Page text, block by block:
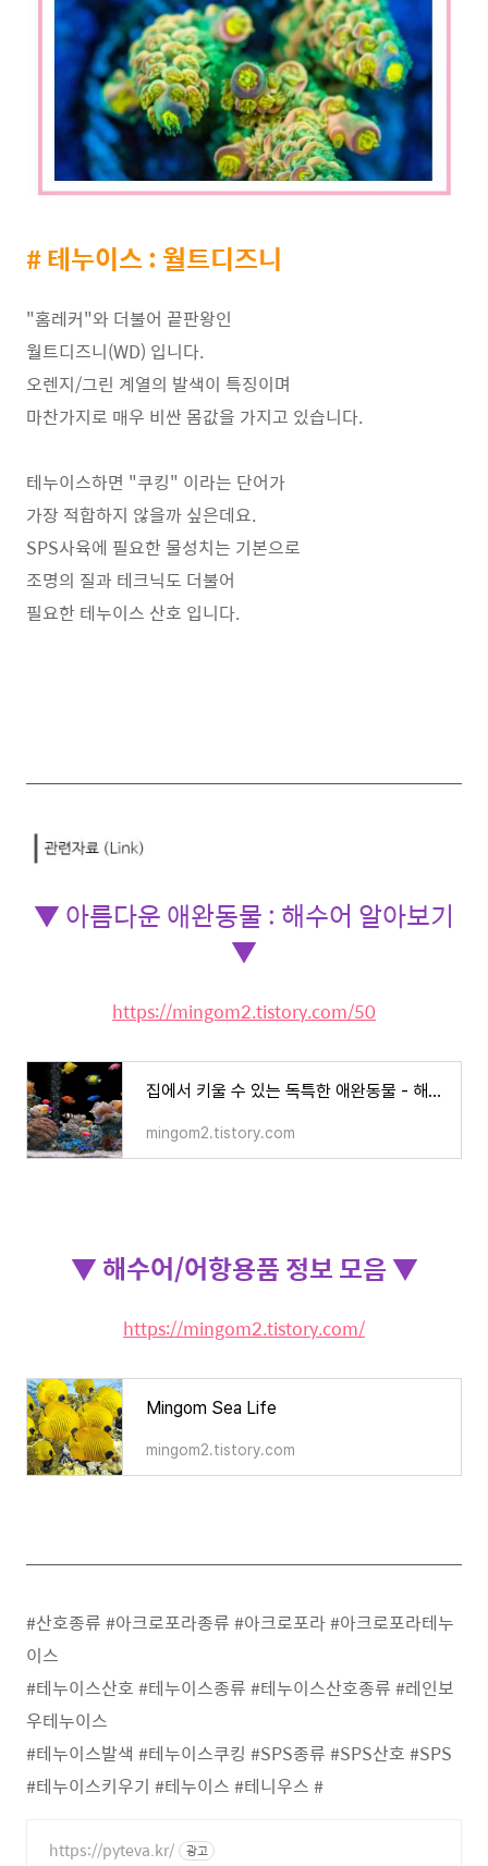
# 테누이스 : 월트디즈니
"홈레커"와 더불어 끝판왕인
월트디즈니(WD) 입니다.
오렌지/그린 계열의 발색이 특징이며
마찬가지로 매우 비싼 몸값을 가지고 있습니다.
테누이스하면 "쿠킹" 이라는 단어가
가장 적합하지 않을까 싶은데요.
SPS사육에 필요한 물성치는 기본으로
조명의 질과 테크닉도 더불어
필요한 테누이스 산호 입니다.
▼ 아름다운 애완동물 : 해수어 알아보기
▼
https://mingom2.tistory.com/50
집에서 키울 수 있는 독특한 애완동물 - 해수어 알아보기
mingom2.tistory.com
▼ 해수어/어항용품 정보 모음 ▼
https://mingom2.tistory.com/
Mingom Sea Life
mingom2.tistory.com
#산호종류 #아크로포라종류 #아크로포라 #아크로포라테누
이스
#테누이스산호 #테누이스종류 #테누이스산호종류 #레인보
우테누이스
#테누이스발색 #테누이스쿠킹 #SPS종류 #SPS산호 #SPS
#테누이스키우기 #테누이스 #테니우스 #
https://pyteva.kr/ 광고